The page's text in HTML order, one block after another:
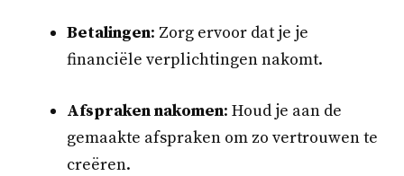
Betalingen: Zorg ervoor dat je je
financiële verplichtingen nakomt.
Afspraken nakomen: Houd je aan de
gemaakte afspraken om zo vertrouwen te
creëren.